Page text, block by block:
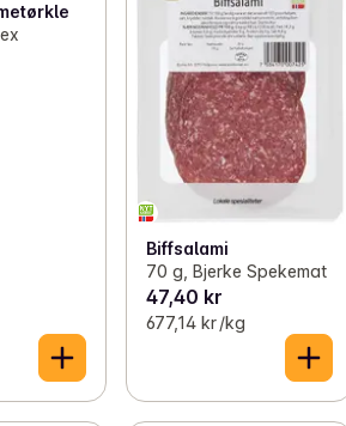
Biffsalami
70 g, Bjerke Spekemat
47,40 kr
677,14 kr /kg